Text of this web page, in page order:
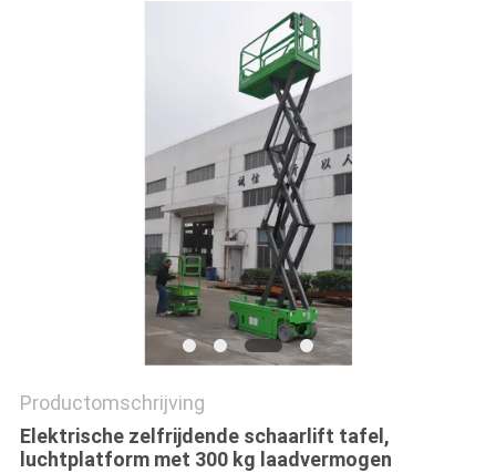
PRIVACYBELEID
Productomschrijving
Elektrische zelfrijdende schaarlift tafel,
luchtplatform met 300 kg laadvermogen